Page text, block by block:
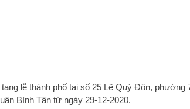
lễ thành phố tại số 25 Lê Quý Đôn, phường
Bình Tân từ ngày 29-12-2020.